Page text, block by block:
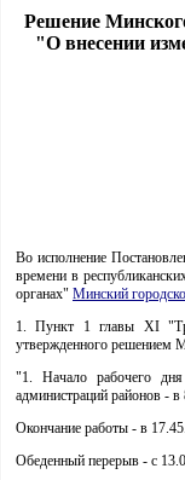
Решение
"О внесении
Во исполнение
времени в
органах" Минский
1. Пункт 1 главы XI
утвержденного решением
"1. Начало рабочего дня
администраций районов - в
Окончание работы - в 17.45.
Обеденный перерыв - с